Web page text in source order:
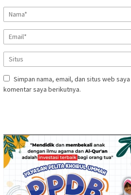
Simpan nama, email, dan situs web
komentar saya berikutnya.